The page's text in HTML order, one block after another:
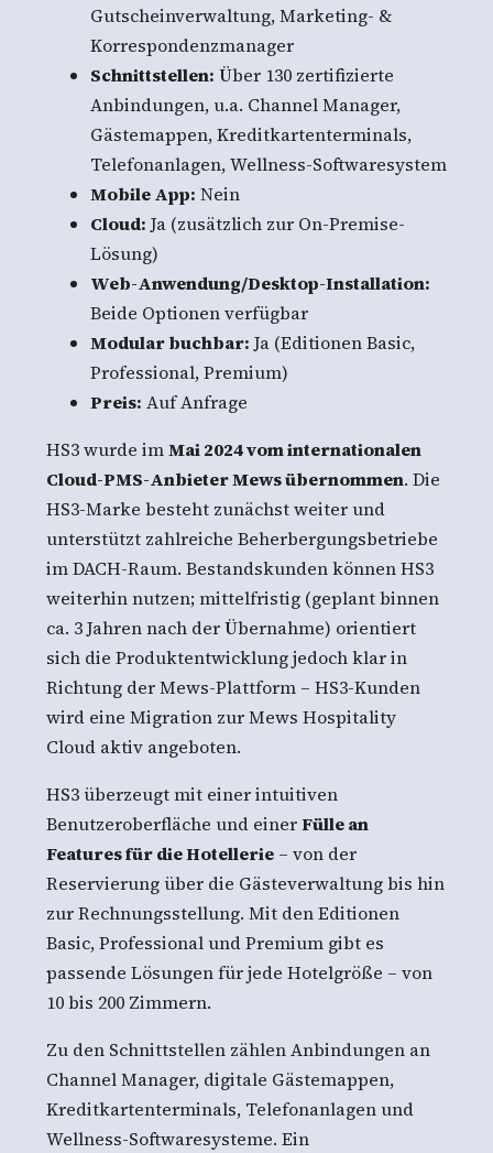
Gutscheinverwaltung, Marketing- &
Korrespondenzmanager
Schnittstellen: Über 130 zertifizierte
Anbindungen, u.a. Channel Manager,
Gästemappen, Kreditkartenterminals,
Telefonanlagen, Wellness-Softwaresystem
Mobile App: Nein
Cloud: Ja (zusätzlich zur On-Premise-
Lösung)
Web-Anwendung/Desktop-Installation:
Beide Optionen verfügbar
Modular buchbar: Ja (Editionen Basic,
Professional, Premium)
Preis: Auf Anfrage
HS3 wurde imMai 2024 vom internationalen
Cloud-PMS-Anbieter Mews übernommen. Die
HS3-Marke besteht zunächst weiter und
unterstützt zahlreiche Beherbergungsbetriebe
im DACH-Raum. Bestandskunden können HS3
weiterhin nutzen; mittelfristig (geplant binnen
ca. 3 Jahren nach der Übernahme) orientiert
sich die Produktentwicklung jedoch klar in
Richtung der Mews-Plattform – HS3-Kunden
wird eine Migration zur Mews Hospitality
Cloud aktiv angeboten.
HS3 überzeugt mit einer intuitiven
Benutzeroberfläche und einerFülle an
Features für die Hotellerie – von der
Reservierung über die Gästeverwaltung bis hin
zur Rechnungsstellung. Mit den Editionen
Basic, Professional und Premium gibt es
passende Lösungen für jede Hotelgröße – von
10 bis 200 Zimmern.
Zu den Schnittstellen zählen Anbindungen an
Channel Manager, digitale Gästemappen,
Kreditkartenterminals, Telefonanlagen und
Wellness-Softwaresysteme. Ein